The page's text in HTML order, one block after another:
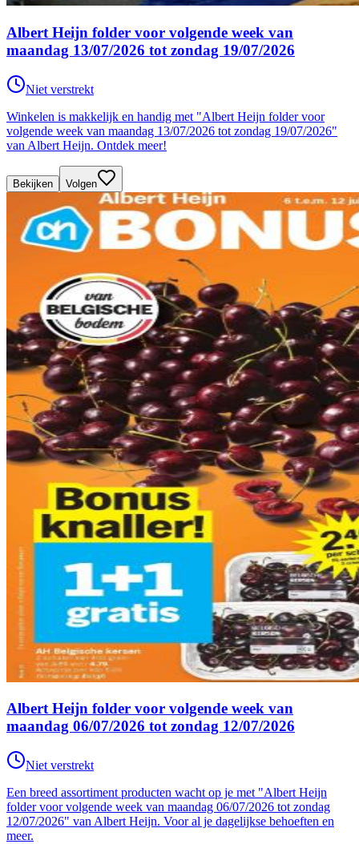
Albert Heijn folder voor volgende week van
maandag 13/07/2026 tot zondag 19/07/2026
Niet verstrekt
Winkelen is makkelijk en handig met "Albert Heijn folder voor
volgende week van maandag 13/07/2026 tot zondag 19/07/2026"
van Albert Heijn. Ontdek meer!
Bekijken Volgen
Albert Heijn folder voor volgende week van
maandag 06/07/2026 tot zondag 12/07/2026
Niet verstrekt
Een breed assortiment producten wacht op je met "Albert Heijn
folder voor volgende week van maandag 06/07/2026 tot zondag
12/07/2026" van Albert Heijn. Voor al je dagelijkse behoeften en
meer.